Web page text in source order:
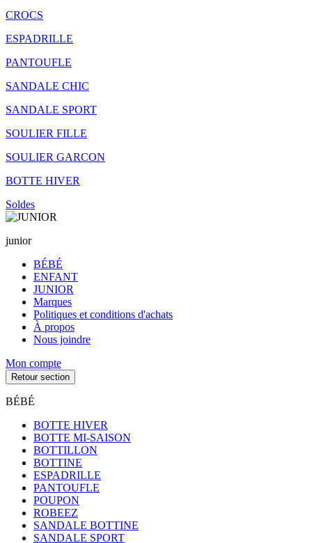
CROCS
ESPADRILLE
PANTOUFLE
SANDALE CHIC
SANDALE SPORT
SOULIER FILLE
SOULIER GARCON
BOTTE HIVER
Soldes
junior
BÉBÉ
ENFANT
JUNIOR
Marques
Politiques et conditions d'achats
À propos
Nous joindre
Mon compte
Retour section
BÉBÉ
BOTTE HIVER
BOTTE MI-SAISON
BOTTILLON
BOTTINE
ESPADRILLE
PANTOUFLE
POUPON
ROBEEZ
SANDALE BOTTINE
SANDALE SPORT